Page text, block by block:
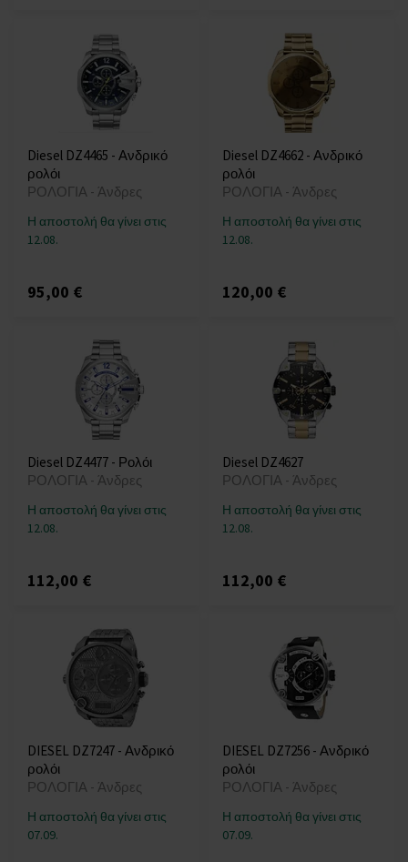
Diesel DZ4465 - Ανδρικό
ρολόι
ΡΟΛΟΓΙΑ - Άνδρες
Η αποστολή θα γίνει στις
12.08.
95,00 €
Diesel DZ4662 - Ανδρικό
ρολόι
ΡΟΛΟΓΙΑ - Άνδρες
Η αποστολή θα γίνει στις
12.08.
120,00 €
Diesel DZ4477 - Ρολόι
ΡΟΛΟΓΙΑ - Άνδρες
Η αποστολή θα γίνει στις
12.08.
112,00 €
Diesel DZ4627
ΡΟΛΟΓΙΑ - Άνδρες
Η αποστολή θα γίνει στις
12.08.
112,00 €
DIESEL DZ7247 - Ανδρικό
ρολόι
ΡΟΛΟΓΙΑ - Άνδρες
Η αποστολή θα γίνει στις
07.09.
DIESEL DZ7256 - Ανδρικό
ρολόι
ΡΟΛΟΓΙΑ - Άνδρες
Η αποστολή θα γίνει στις
07.09.